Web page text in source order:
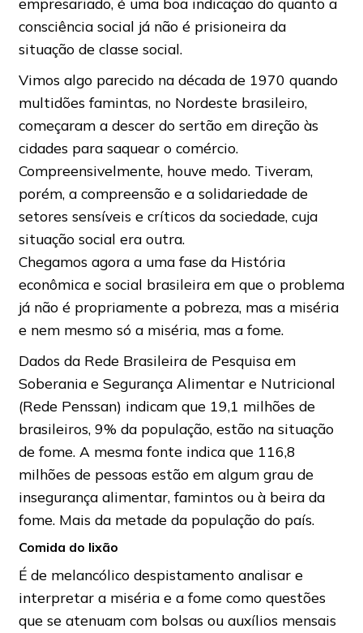
consciência social já não é prisioneira da
situação de classe social.
Vimos algo parecido na década de 1970 quando
multidões famintas, no Nordeste brasileiro,
começaram a descer do sertão em direção às
cidades para saquear o comércio.
Compreensivelmente, houve medo. Tiveram,
porém, a compreensão e a solidariedade de
setores sensíveis e críticos da sociedade, cuja
situação social era outra.
Chegamos agora a uma fase da História
econômica e social brasileira em que o problema
já não é propriamente a pobreza, mas a miséria
e nem mesmo só a miséria, mas a fome.
Dados da Rede Brasileira de Pesquisa em
Soberania e Segurança Alimentar e Nutricional
(Rede Penssan) indicam que 19,1 milhões de
brasileiros, 9% da população, estão na situação
de fome. A mesma fonte indica que 116,8
milhões de pessoas estão em algum grau de
insegurança alimentar, famintos ou à beira da
fome. Mais da metade da população do país.
Comida do lixão
É de melancólico despistamento analisar e
interpretar a miséria e a fome como questões
que se atenuam com bolsas ou auxílios mensais